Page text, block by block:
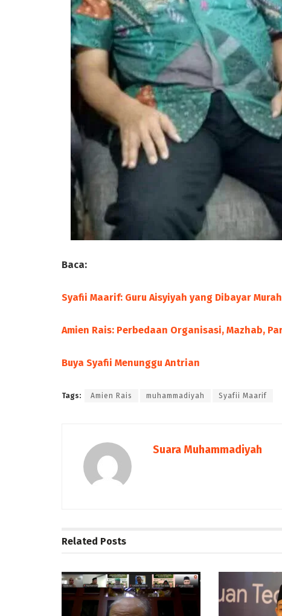
Baca:
Syafii Maarif: Guru Aisyiyah yang Dibayar
Amien Rais: Perbedaan Organisasi, Mazhab,
Buya Syafii Menunggu Antrian
Tags: Amien Rais muhammadiyah Syafii Maarif
Suara Muhammadiyah
Related Posts